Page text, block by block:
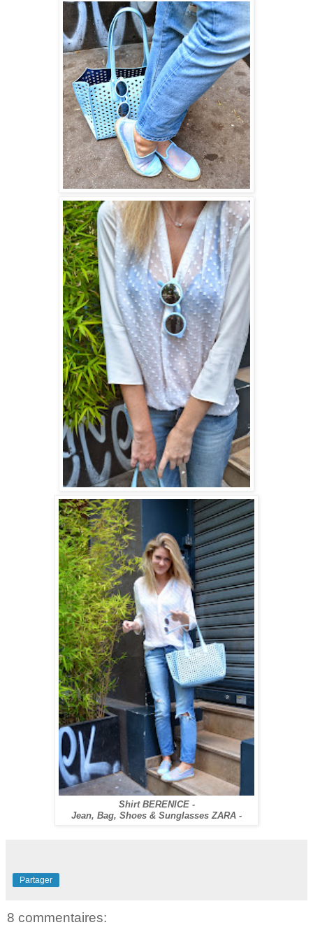
Shirt BERENICE -
Jean, Bag, Shoes & Sunglasses ZARA -
Partager
8 commentaires: